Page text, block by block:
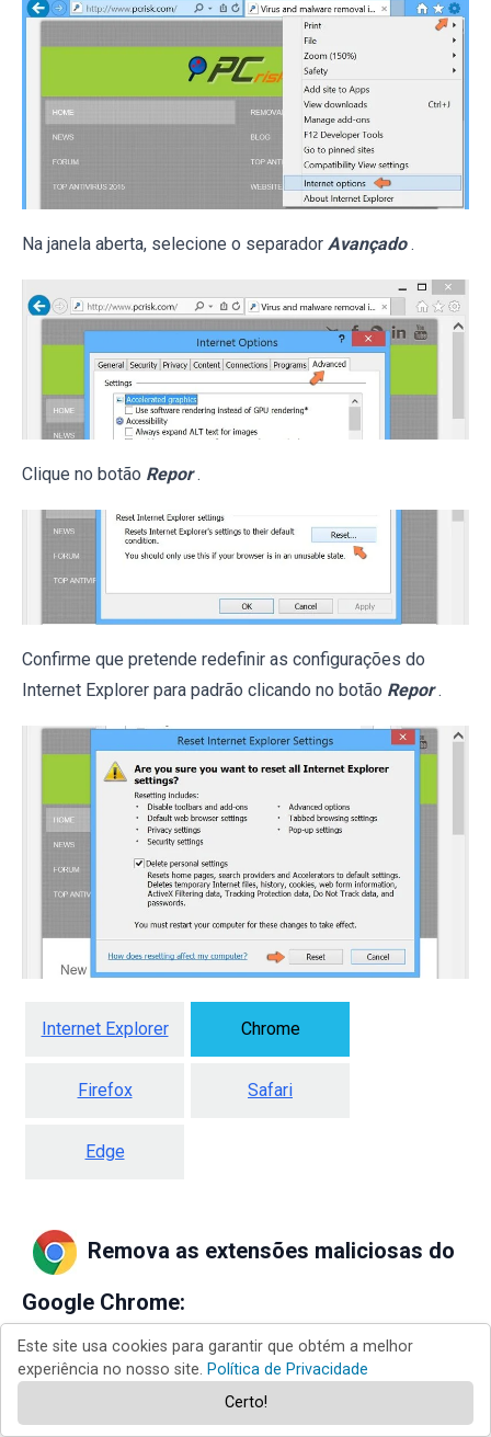
Na janela aberta, selecione o separador Avançado .
Clique no botão Repor .
Confirme que pretende redefinir as configurações do
Internet Explorer para padrão clicando no botão Repor .
Internet Explorer Chrome
Firefox Safari
Edge
Remova as extensões maliciosas do
Google Chrome:
Este site usa cookies para garantir que obtém a melhor
experiência no nosso site. Política de Privacidade
Certo!